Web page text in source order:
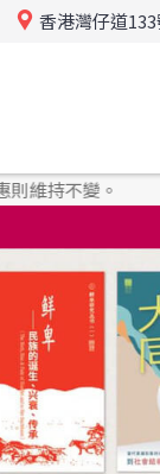
香港灣仔道
購書優惠：